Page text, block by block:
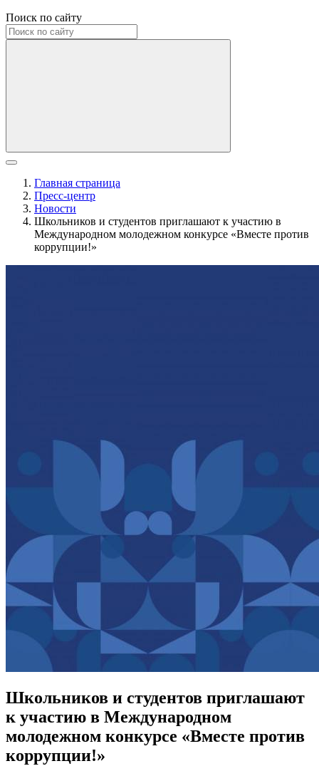
Поиск по сайту
Главная страница
Пресс-центр
Новости
Школьников и студентов приглашают к участию в
Международном молодежном конкурсе «Вместе против
коррупции!»
Школьников и студентов приглашают
к участию в Международном
молодежном конкурсе «Вместе против
коррупции!»